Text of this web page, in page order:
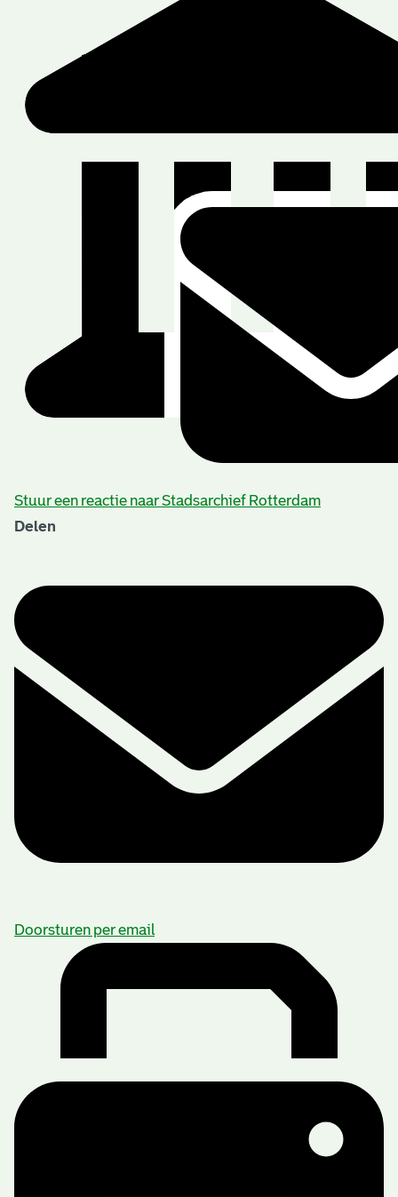
Stuur een reactie naar Stadsarchief Rotterdam
Delen
Doorsturen per email